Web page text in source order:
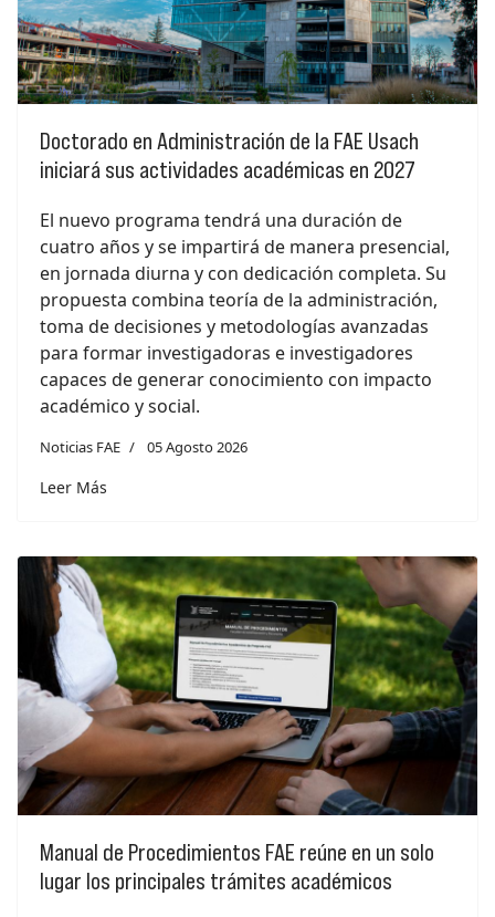
Doctorado en Administración de la FAE Usach
iniciará sus actividades académicas en 2027
El nuevo programa tendrá una duración de
cuatro años y se impartirá de manera presencial,
en jornada diurna y con dedicación completa. Su
propuesta combina teoría de la administración,
toma de decisiones y metodologías avanzadas
para formar investigadoras e investigadores
capaces de generar conocimiento con impacto
académico y social.
Noticias FAE 05 Agosto 2026
Leer Más
Manual de Procedimientos FAE reúne en un solo
lugar los principales trámites académicos